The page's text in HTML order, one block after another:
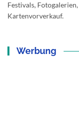
Festivals,
Kartenvorverkauf.
Werbung